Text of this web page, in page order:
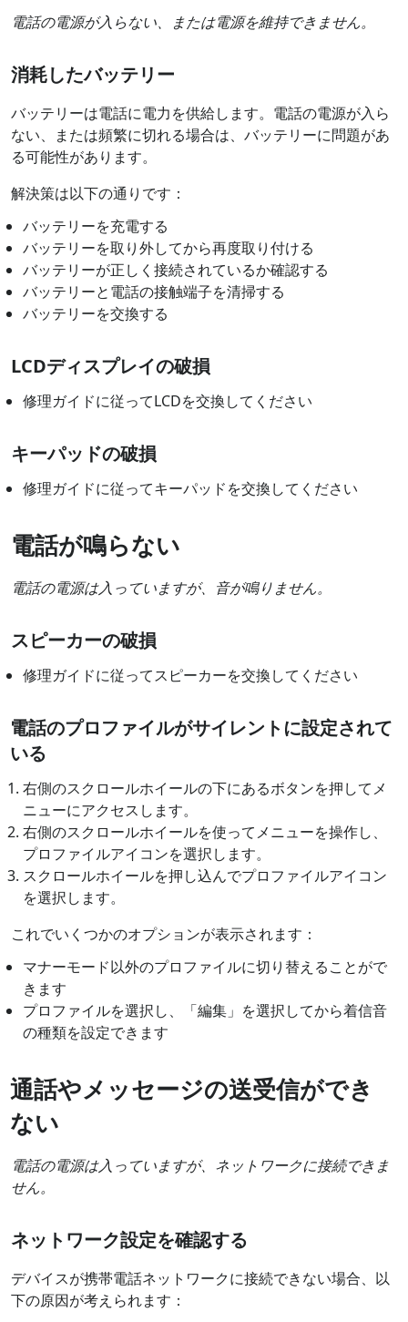
電話の電源が入らない、または電源を維持できません。
消耗したバッテリー
バッテリーは電話に電力を供給します。電話の電源が入ら
ない、または頻繁に切れる場合は、バッテリーに問題があ
る可能性があります。
解決策は以下の通りです：
バッテリーを充電する
バッテリーを取り外してから再度取り付ける
バッテリーが正しく接続されているか確認する
バッテリーと電話の接触端子を清掃する
バッテリーを交換する
LCDディスプレイの破損
修理ガイドに従ってLCDを交換してください
キーパッドの破損
修理ガイドに従ってキーパッドを交換してください
電話が鳴らない
電話の電源は入っていますが、音が鳴りません。
スピーカーの破損
修理ガイドに従ってスピーカーを交換してください
電話のプロファイルがサイレントに設定されて
いる
右側のスクロールホイールの下にあるボタンを押してメ
ニューにアクセスします。
右側のスクロールホイールを使ってメニューを操作し、
プロファイルアイコンを選択します。
スクロールホイールを押し込んでプロファイルアイコン
を選択します。
これでいくつかのオプションが表示されます：
マナーモード以外のプロファイルに切り替えることがで
きます
プロファイルを選択し、「編集」を選択してから着信音
の種類を設定できます
通話やメッセージの送受信ができ
ない
電話の電源は入っていますが、ネットワークに接続できま
せん。
ネットワーク設定を確認する
デバイスが携帯電話ネットワークに接続できない場合、以
下の原因が考えられます：